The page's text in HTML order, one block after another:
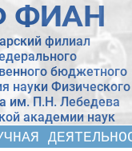
ФИАН
филиал
бюджетного
науки Физического
им. П.Н. Лебедева
академии наук